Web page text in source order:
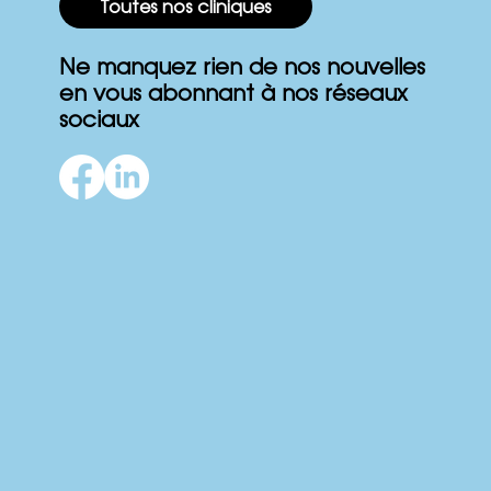
Quand remplacer mon appareil CPAP?
Toutes nos cliniques
Ne manquez rien de nos nouvelles
en vous abonnant à nos réseaux
sociaux